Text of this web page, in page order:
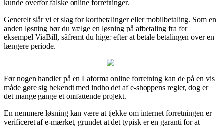
kunde overfor falske online forretninger.
Generelt slår vi et slag for kortbetalinger eller mobilbetaling. Som en
anden løsning bør du vælge en løsning på afbetaling fra for
eksempel ViaBill, såfremt du higer efter at betale betalingen over en
længere periode.
Før nogen handler på en Laforma online forretning kan de på en vis
måde gøre sig bekendt med indholdet af e-shoppens regler, dog er
det mange gange et omfattende projekt.
En nemmere løsning kan være at tjekke om internet forretningen er
verificeret af e-mærket, grundet at det typisk er en garanti for at